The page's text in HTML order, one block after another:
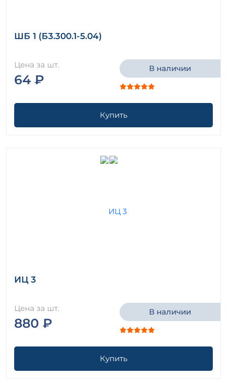
ШБ 1 (Б3.300.1-5.04)
Цена за шт.
64 ₽
В наличии
Купить
ИЦ 3
Цена за шт.
880 ₽
В наличии
Купить